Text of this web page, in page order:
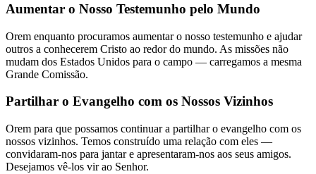
Aumentar o Nosso Testemunho pelo Mundo
Orem enquanto procuramos aumentar o nosso testemunho e ajudar
outros a conhecerem Cristo ao redor do mundo. As missões não
mudam dos Estados Unidos para o campo — carregamos a mesma
Grande Comissão.
Partilhar o Evangelho com os Nossos Vizinhos
Orem para que possamos continuar a partilhar o evangelho com os
nossos vizinhos. Temos construído uma relação com eles —
convidaram-nos para jantar e apresentaram-nos aos seus amigos.
Desejamos vê-los vir ao Senhor.